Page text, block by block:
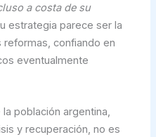
a costa de su
estrategia parece ser la
confiando en
eventualmente
población argentina,
y recuperación, no es